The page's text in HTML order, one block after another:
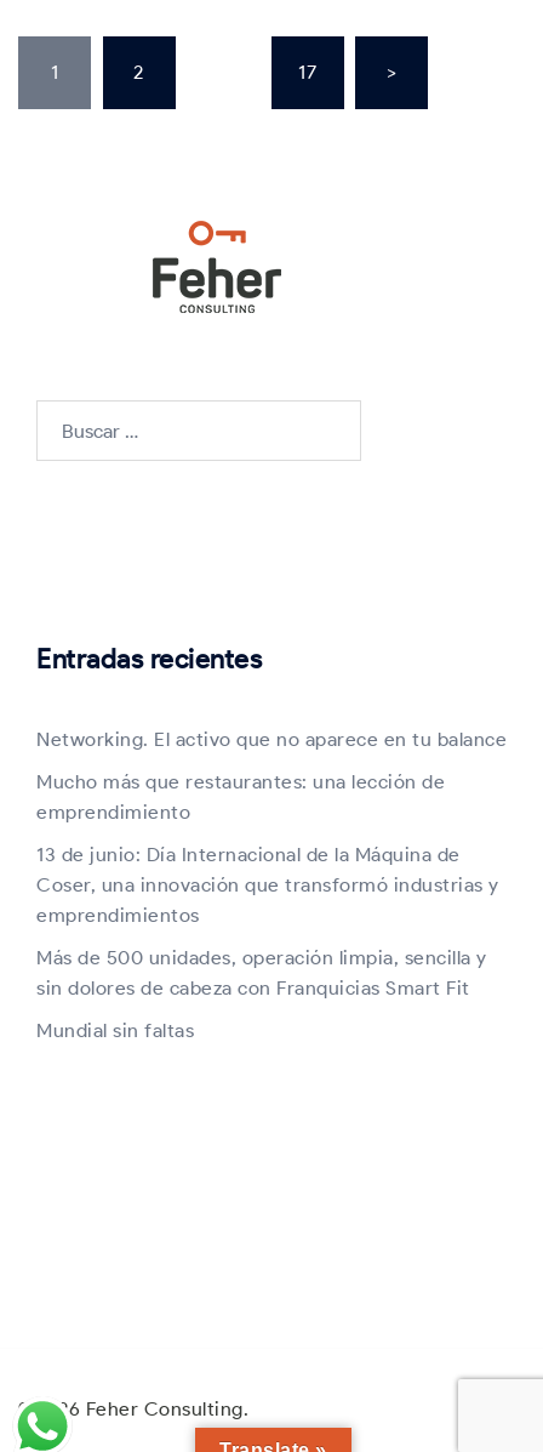
Paginación
1 2 17 >
Entradas recientes
Networking. El activo que no aparece en tu balance
Mucho más que restaurantes: una lección de
emprendimiento
13 de junio: Día Internacional de la Máquina de
Coser, una innovación que transformó industrias y
emprendimientos
Más de 500 unidades, operación limpia, sencilla y
sin dolores de cabeza con Franquicias Smart Fit
Mundial sin faltas
© 2026 Feher Consulting.